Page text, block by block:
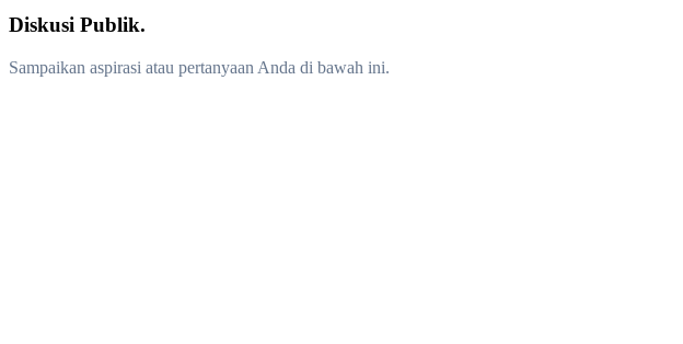
Diskusi Publik.
Sampaikan aspirasi atau pertanyaan Anda di bawah ini.